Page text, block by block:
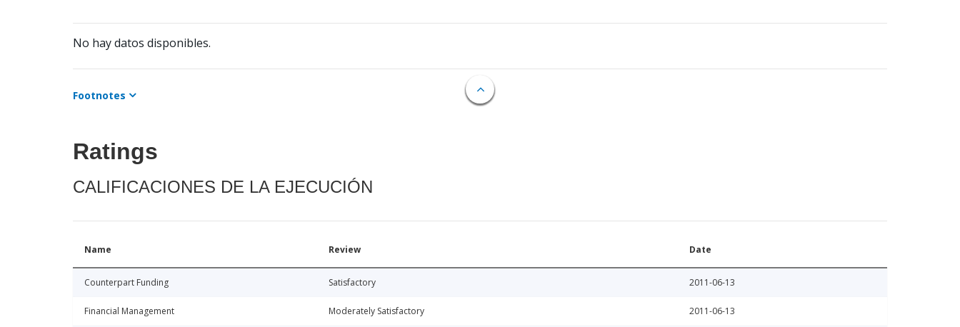
No hay datos disponibles.
Footnotes
Ratings
CALIFICACIONES DE LA EJECUCIÓN
Name Review Date
Counterpart Funding Satisfactory 2011-06-13
Financial Management Moderately Satisfactory 2011-06-13